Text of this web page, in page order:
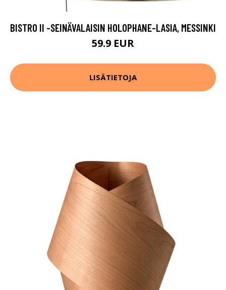
BISTRO II -SEINÄVALAISIN HOLOPHANE-LASIA, MESSINKI
59.9 EUR
LISÄTIETOJA